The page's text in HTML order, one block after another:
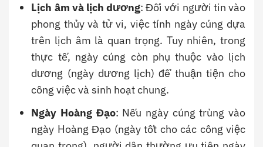
Lịch âm và lịch dương: Đối với người tin vào
phong thủy và tử vi, việc tính ngày cúng dựa
trên lịch âm là quan trọng. Tuy nhiên, trong
thực tế, ngày cúng còn phụ thuộc vào lịch
dương (ngày dương lịch) để thuận tiện cho
công việc và sinh hoạt chung.
Ngày Hoàng Đạo: Nếu ngày cúng trùng vào
ngày Hoàng Đạo (ngày tốt cho các công việc